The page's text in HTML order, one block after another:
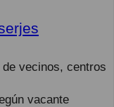
vecinos, centros
vacante